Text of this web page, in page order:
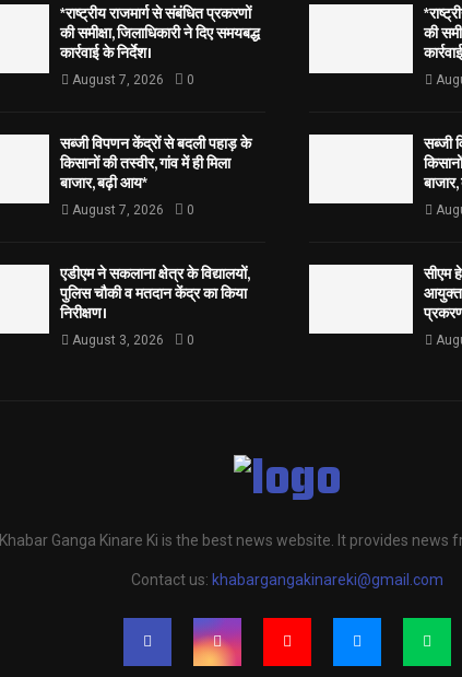
*राष्ट्रीय राजमार्ग से संबंधित प्रकरणों
की समीक्षा, जिलाधिकारी ने दिए समयबद्ध
कार्रवाई के निर्देश।
August 7, 2026 0
सब्जी विपणन केंद्रों से बदली पहाड़ के
किसानों की तस्वीर, गांव में ही मिला
बाजार, बढ़ी आय*
August 7, 2026 0
एडीएम ने सकलाना क्षेत्र के विद्यालयों,
पुलिस चौकी व मतदान केंद्र का किया
निरीक्षण।
August 3, 2026 0
की
सब्जी
सीएम
आयुक्त
Khabar Ganga Kinare Ki is the best news website. It provides news
Contact us: khabargangakinareki@gmail.com